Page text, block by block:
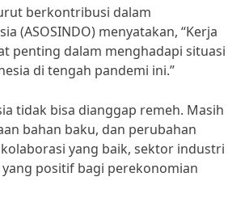
berkontribusi dalam
(ASOSINDO) menyatakan, “Kerja
penting dalam menghadapi situasi
di tengah pandemi ini.”
tidak bisa dianggap remeh. Masih
bahan baku, dan perubahan
yang baik, sektor industri
positif bagi perekonomian